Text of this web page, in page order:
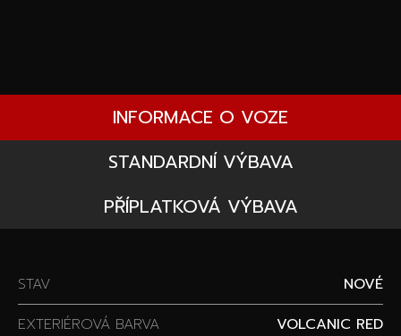
INFORMACE O VOZE
STANDARDNÍ VÝBAVA
PŘÍPLATKOVÁ VÝBAVA
STAV
NOVÉ
EXTERIÉROVÁ BARVA
VOLCANIC RED